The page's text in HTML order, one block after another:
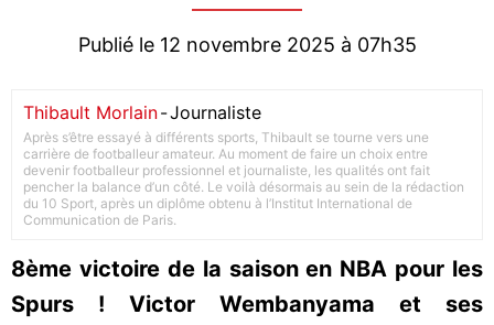
Publié le 12 novembre 2025 à 07h35
Thibault Morlain-Journaliste
Après s’être essayé à différents sports, Thibault se tourne vers une
carrière de footballeur amateur. Au moment de faire un choix entre
devenir footballeur professionnel et journaliste, les qualités ont fait
pencher la balance d’un côté. Le voilà désormais au sein de la rédaction
du 10 Sport, après un diplôme obtenu à l’Institut International de
Communication de Paris.
8ème victoire de la saison en NBA pour les
Spurs ! Victor Wembanyama et ses